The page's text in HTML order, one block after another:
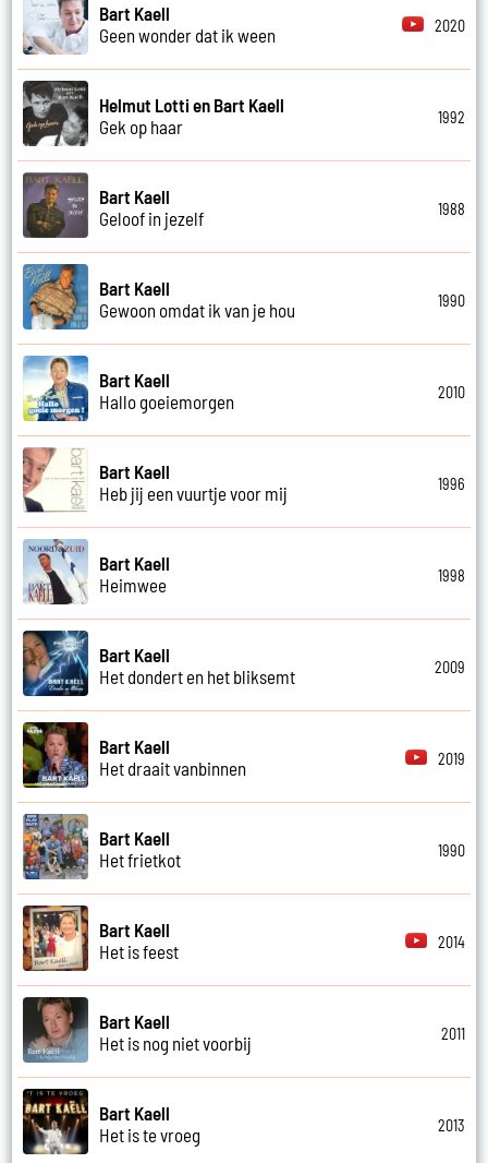
Bart Kaell
Geen wonder dat ik ween
2020
Helmut Lotti en Bart Kaell
Gek op haar
1992
Bart Kaell
Geloof in jezelf
1988
Bart Kaell
Gewoon omdat ik van je hou
1990
Bart Kaell
Hallo goeiemorgen
2010
Bart Kaell
Heb jij een vuurtje voor mij
1996
Bart Kaell
Heimwee
1998
Bart Kaell
Het dondert en het bliksemt
2009
Bart Kaell
Het draait vanbinnen
2019
Bart Kaell
Het frietkot
1990
Bart Kaell
Het is feest
2014
Bart Kaell
Het is nog niet voorbij
2011
Bart Kaell
Het is te vroeg
2013